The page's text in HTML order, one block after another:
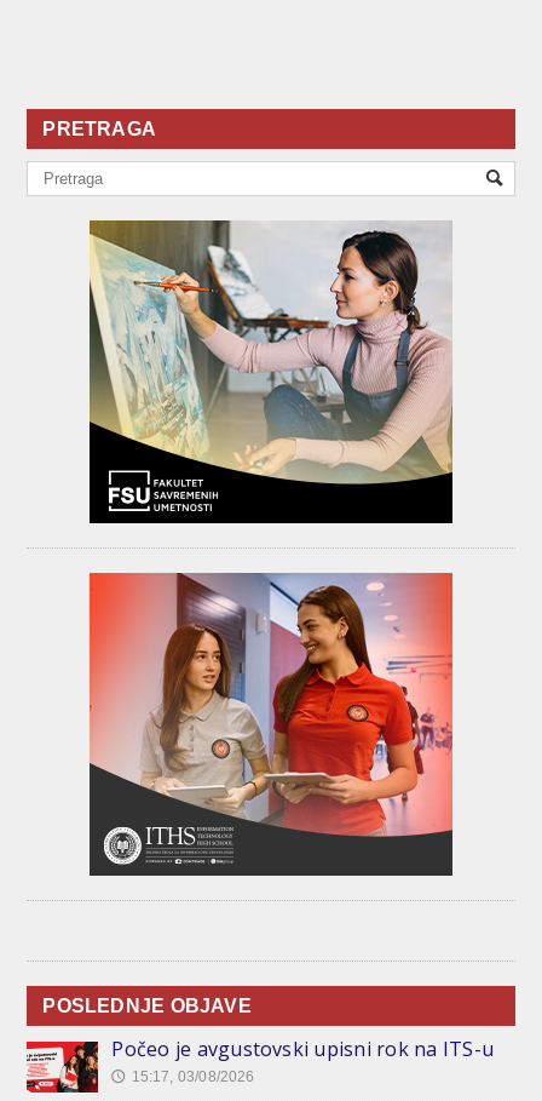
PRETRAGA
POSLEDNJE OBJAVE
Počeo je avgustovski upisni rok na ITS-u
🕔 15:17, 03/08/2026